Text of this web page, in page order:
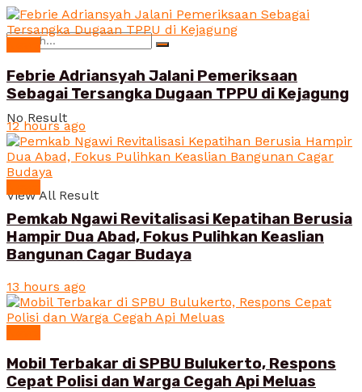
No Result
View All Result
Febrie Adriansyah Jalani Pemeriksaan
Sebagai Tersangka Dugaan TPPU di Kejagung
12 hours ago
Pemkab Ngawi Revitalisasi Kepatihan Berusia
Hampir Dua Abad, Fokus Pulihkan Keaslian
Bangunan Cagar Budaya
13 hours ago
Mobil Terbakar di SPBU Bulukerto, Respons
Cepat Polisi dan Warga Cegah Api Meluas